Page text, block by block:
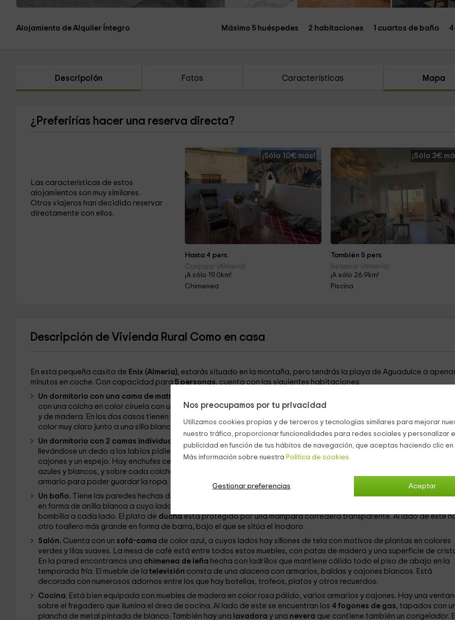
Nos preocupamos por tu privacidad
Utilizamos cookies propias y de terceros y tecnologías similares para mejorar
nuestro tráfico, proporcionar funcionalidades para redes sociales y personalizar
publicidad en función de tus hábitos de navegación, que aceptas haciendo clic
Más información sobre nuestra Política de cookies.
Aceptar
Gestionar preferencias
Alojamiento de Alquiler Íntegro Máximo 5 huéspedes 2 habitaciones 1 cuartos de baño
Descripción Fotos Características Mapa
¿Preferirías hacer una reserva directa?
Las características de estos
alojamientos son muy similares.
Otros viajeros han decidido reservar
directamente con ellos.
¡Sólo 10€ más!
Hasta 4 pers.
Canjayar (Almería)
¡A sólo 19.0km!
Chimenea
¡Sólo 3€
También 5 pers.
Retamar (Almería)
¡A sólo 26.9km!
Piscina
Descripción de Vivienda Rural Como en casa
En esta pequeña casita de Enix (Almería), estarás situado en la montaña, pero tendrás la playa de Aguadulce a
minutos en coche. Con capacidad para 5 personas, cuenta con las siguientes habitaciones:
Un dormitorio con una cama de matrimonio.
con una colcha en color ciruela con un cojín rosado. A ambos lados hay mesitas de noche, una redonda y otra
y de madera. En los dos casos tienen lámparas pequeñas. A los pies de la cama, a un lado, hay un armario de madera
color muy claro junto a una silla blanca con un cojín azul cielo.
Un dormitorio con 2 camas individuales
. En las paredes blancas cuelga un cuadro de estilo cómic con una mujer
llevándose un dedo a los labios pidiendo silencio. Las camas están separadas por una pequeña mesa de noche con
cajones y un espejo. Hay enchufes cerca de la cama para poder cargar el teléfono móvil. La ropa de cama es de
azules y blancos, y sobre cada colchón hay un cojín a cuadros naranjas y rojos. La habitación cuenta con un
armario para poder guardar la ropa.
Un baño. Tiene las paredes hechas de baldosas rectangulares en un color naranja muy pálido. En la pared hay un
en forma de anilla blanca a cuyo lado está el lavabo de cerámica blanca, con un espejo terminado en arco y una
bombilla a cada lado. El plato de duchaestá protegido por una mampara corredera transparente. Al lado de este
otro toallero más grande en forma de barra, bajo el que se sitúa el inodoro.
Salón. Cuenta con un sofá-cama de color azul, a cuyos lados hay sillones de tela con motivos de plantas en colores
verdes y lilas suaves. La mesa de café está entre todos estos muebles, con patas de madera y una superficie de
En la pared encontramos una chimenea de leña hecha con ladrillos que mantiene cálido todo el piso de abajo en la
temporada fría. El mueble de la televisión consta de una alacena con armarios, baldas y cajones blancos. Está
decorada con numerosos adornos entre los que hay botellas, trofeos, platos y otros recuerdos.
Cocina. Está bien equipada con muebles de madera en color rosa pálido, varios armarios y cajones. Hay una
sobre el fregadero que ilumina el área de cocina. Al lado de este se encuentran los 4 fogones de gas, tapados con
plancha de metal pintada de blanco. También hay una lavadora y una nevera que contiene también un congelador.